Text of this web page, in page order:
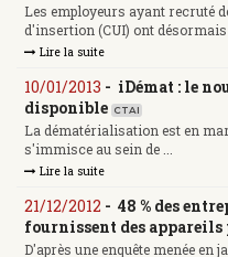
Les employeurs ayant recruté
d'insertion (CUI) ont désormais
Lire la suite
10/01/2013 - iDémat : le
disponible CTAI
La dématérialisation est en
s'immisce au sein de ...
Lire la suite
21/12/2012 - 48 % des
fournissent des appareils
D'après une enquête menée en